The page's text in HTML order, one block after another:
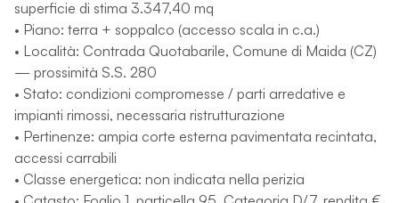
superficie di stima 3.347,40 mq
• Piano: terra + soppalco (accesso scala in c.a.)
• Località: Contrada Quotabarile, Comune di Maida (CZ)
— prossimità S.S. 280
• Stato: condizioni compromesse / parti arredative e
impianti rimossi, necessaria ristrutturazione
• Pertinenze: ampia corte esterna pavimentata recintata,
accessi carrabili
• Classe energetica: non indicata nella perizia